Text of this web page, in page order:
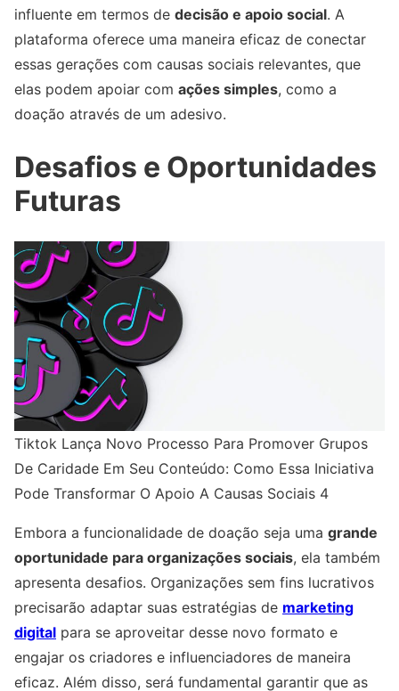
influente em termos de decisão e apoio social. A
plataforma oferece uma maneira eficaz de conectar
essas gerações com causas sociais relevantes, que
elas podem apoiar com ações simples, como a
doação através de um adesivo.
Desafios e Oportunidades
Futuras
Tiktok Lança Novo Processo Para Promover Grupos
De Caridade Em Seu Conteúdo: Como Essa Iniciativa
Pode Transformar O Apoio A Causas Sociais 4
Embora a funcionalidade de doação seja uma grande
oportunidade para organizações sociais, ela também
apresenta desafios. Organizações sem fins lucrativos
precisarão adaptar suas estratégias de marketing
digital para se aproveitar desse novo formato e
engajar os criadores e influenciadores de maneira
eficaz. Além disso, será fundamental garantir que as